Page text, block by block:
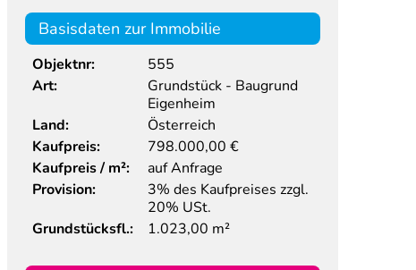
Basisdaten zur Immobilie
Objektnr:
555
Art:
Grundstück - Baugrund
Eigenheim
Land:
Österreich
Kaufpreis:
798.000,00 €
Kaufpreis / m²:
auf Anfrage
Provision:
3% des Kaufpreises zzgl.
20% USt.
Grundstücksfl.:
1.023,00 m²